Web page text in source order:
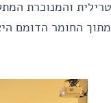
והמנוכרת
מתוך החומר הדומם